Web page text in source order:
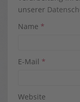
unserer
Name *
E-Mail *
Website